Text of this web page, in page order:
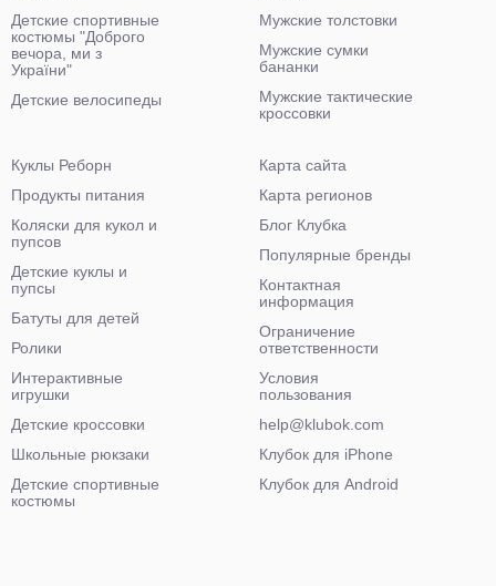
Детские спортивные
костюмы "Доброго
вечора, ми з
України"
Детские велосипеды
Мужские толстовки
Мужские сумки
бананки
Мужские тактические
кроссовки
Куклы Реборн
Продукты питания
Коляски для кукол и
пупсов
Детские куклы и
пупсы
Батуты для детей
Ролики
Интерактивные
игрушки
Детские кроссовки
Школьные рюкзаки
Детские спортивные
костюмы
Карта сайта
Карта регионов
Блог Клубка
Популярные бренды
Контактная
информация
Ограничение
ответственности
Условия
пользования
help@klubok.com
Клубок для iPhone
Клубок для Android